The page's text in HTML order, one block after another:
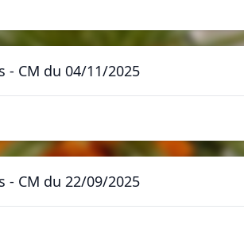
CM du 04/11/2025
CM du 22/09/2025